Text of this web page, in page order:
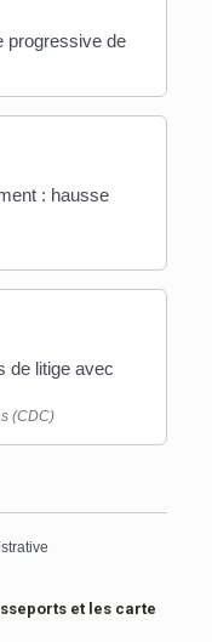
progressive de
: hausse
de litige avec
(CDC)
et les carte